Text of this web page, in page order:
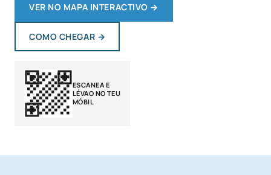
VER NO MAPA INTERACTIVO →
COMO CHEGAR →
ESCANEA E
LÉVAO NO TEU
MÓBIL